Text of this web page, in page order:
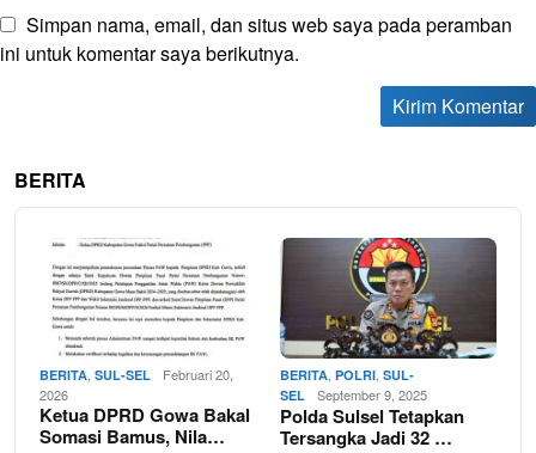
Simpan nama, email, dan situs web saya pada peramban
ini untuk komentar saya berikutnya.
BERITA
BERITA, SUL-SEL
Februari 20,
2026
Ketua DPRD Gowa Bakal
Somasi Bamus, Nila…
BERITA, POLRI, SUL-
SEL
September 9, 2025
Polda Sulsel Tetapkan
Tersangka Jadi 32 …